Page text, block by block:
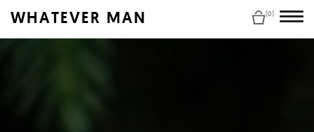
WHATEVER MAN (0)